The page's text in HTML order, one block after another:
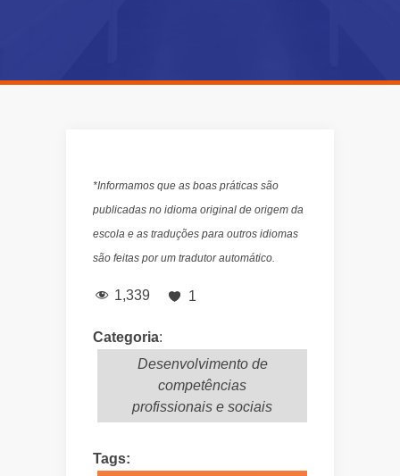
*Informamos que as boas práticas são
publicadas no idioma original de origem da
escola e as traduções para outros idiomas
são feitas por um tradutor automático.
1,339 1
Categoria:
Desenvolvimento de
competências
profissionais e sociais
Tags: